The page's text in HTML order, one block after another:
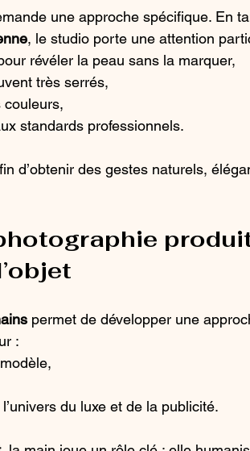
une approche spécifique. En
, le studio porte une attention
révéler la peau sans la marquer,
très serrés,
couleurs,
standards professionnels.
d’obtenir des gestes naturels,
permet de développer une
:
du luxe et de la publicité.